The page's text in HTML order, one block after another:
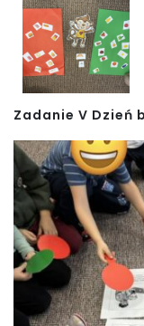
Zadanie V Dzień